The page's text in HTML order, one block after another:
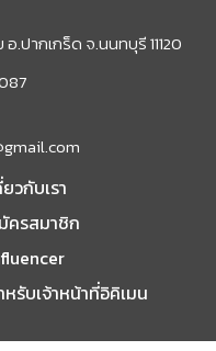
ปากเกร็ด จ.นนทบุรี 11120
ยวกับเรา
ครสมาชิก
หรับเจ้าหน้าที่อิคิเมน